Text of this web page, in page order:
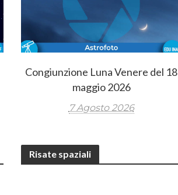
Congiunzione Luna Venere del 18
maggio 2026
7 Agosto 2026
Risate spaziali